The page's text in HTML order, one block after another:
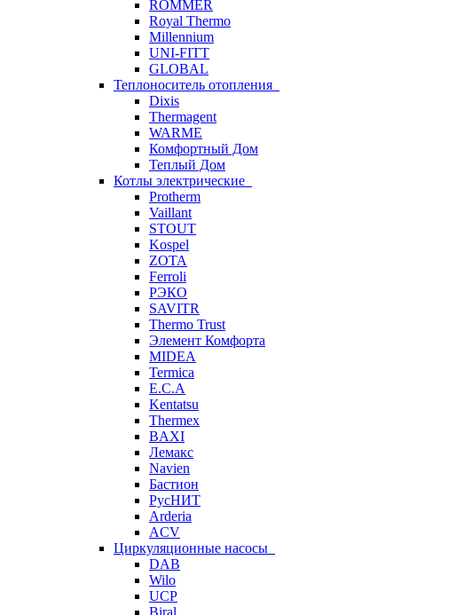
ROMMER
Royal Thermo
Millennium
UNI-FITT
GLOBAL
Теплоноситель отопления
Dixis
Thermagent
WARME
Комфортный Дом
Теплый Дом
Котлы электрические
Protherm
Vaillant
STOUT
Kospel
ZOTA
Ferroli
РЭКО
SAVITR
Thermo Trust
Элемент Комфорта
MIDEA
Termica
E.C.A
Kentatsu
Thermex
BAXI
Лемакс
Navien
Бастион
РусНИТ
Arderia
ACV
Циркуляционные насосы
DAB
Wilo
UCP
Biral